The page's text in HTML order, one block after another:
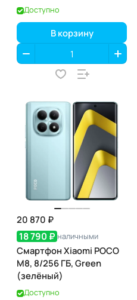
Доступно
В корзину
20 870 ₽
18 790 ₽ наличными
Смартфон Xiaomi POCO
M8, 8/256 ГБ, Green
(зелёный)
Доступно